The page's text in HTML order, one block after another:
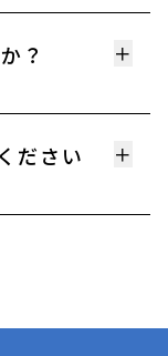
？ ＋
ださい ＋